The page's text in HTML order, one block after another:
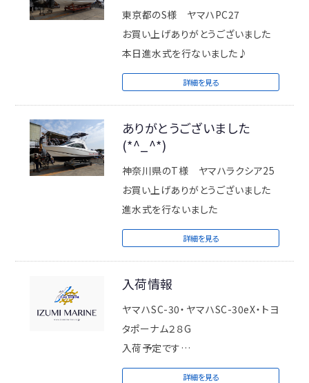
東京都のS様 ヤマハPC27
お買い上げありがとうございました
本日進水式を行ないました♪
詳細を見る
ありがとうございました
(*^_^*)
神奈川県のT様 ヤマハラクシア25
お買い上げありがとうございました
進水式を行ないました
詳細を見る
入荷情報
ヤマハSC-30・ヤマハSC-30eX・トヨ
タポーナム２８G
入荷予定です
お早めにお問い合わせください
詳細を見る